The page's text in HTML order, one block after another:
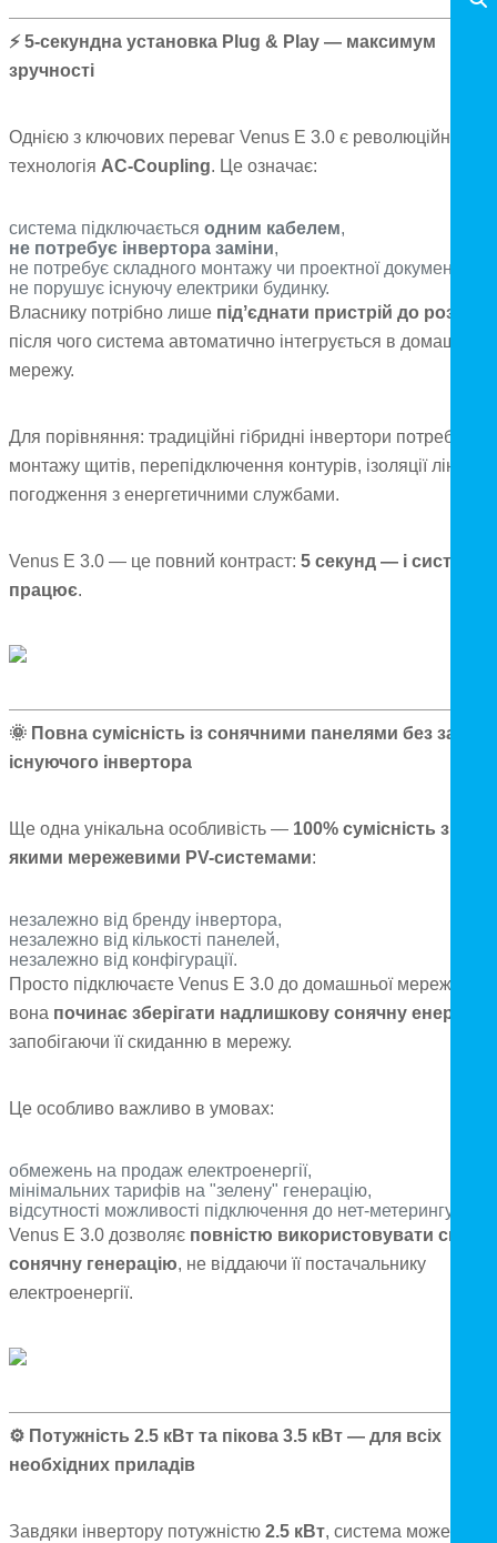
⚡ 5-секундна установка Plug & Play — максимум
зручності
Однією з ключових переваг Venus E 3.0 є революційна
технологія AC-Coupling. Це означає:
система підключається одним кабелем,
не потребує інвертора заміни,
не потребує складного монтажу чи проектної документації,
не порушує існуючу електрики будинку.
Власнику потрібно лише підʼєднати пристрій до розетки
після чого система автоматично інтегрується в домашню
мережу.
Для порівняння: традиційні гібридні інвертори потребують
монтажу щитів, перепідключення контурів, ізоляції ліній та
погодження з енергетичними службами.
Venus E 3.0 — це повний контраст: 5 секунд — і система
працює.
🌞 Повна сумісність із сонячними панелями без заміни
існуючого інвертора
Ще одна унікальна особливість — 100% сумісність з
якими мережевими PV-системами:
незалежно від бренду інвертора,
незалежно від кількості панелей,
незалежно від конфігурації.
Просто підключаєте Venus E 3.0 до домашньої мережі — і
вона починає зберігати надлишкову сонячну енергію
запобігаючи її скиданню в мережу.
Це особливо важливо в умовах:
обмежень на продаж електроенергії,
мінімальних тарифів на "зелену" генерацію,
відсутності можливості підключення до нет-метерингу.
Venus E 3.0 дозволяє повністю використовувати свою
сонячну генерацію, не віддаючи її постачальнику
електроенергії.
⚙️ Потужність 2.5 кВт та пікова 3.5 кВт — для всіх
необхідних приладів
Завдяки інвертору потужністю 2.5 кВт, система може